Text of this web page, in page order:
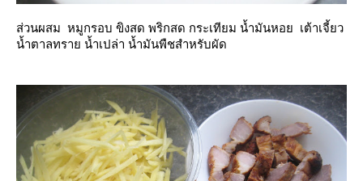
ส่วนผสม หมูกรอบ ขิงสด พริกสด กระเทียม น้ำมันหอย เต้าเจี้ยว
น้ำตาลทราย น้ำเปล่า น้ำมันพืชสำหรับผัด